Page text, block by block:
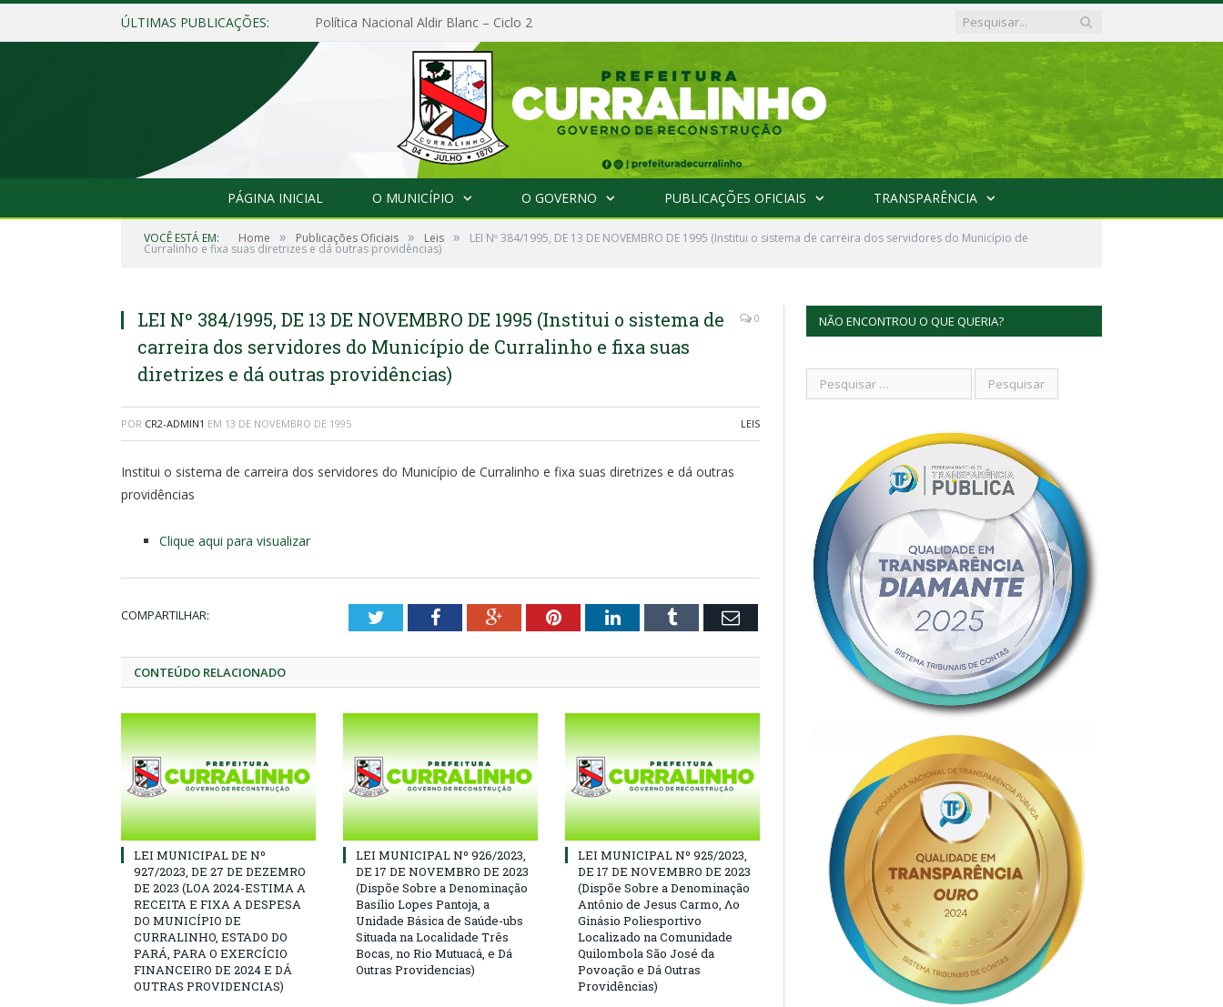
ÚLTIMAS PUBLICAÇÕES: Política Nacional Aldir Blanc – Ciclo 2
PÁGINA INICIAL O MUNICÍPIO O GOVERNO PUBLICAÇÕES OFICIAIS TRANSPARÊNCIA
VOCÊ ESTÁ EM: Home » Publicações Oficiais » Leis » LEI Nº 384/1995, DE 13 DE NOVEMBRO DE 1995 (Institui o sistema de carreira dos servidores do Município de
Curralinho e fixa suas diretrizes e dá outras providências)
LEI Nº 384/1995, DE 13 DE NOVEMBRO DE 1995 (Institui o sistema de
carreira dos servidores do Município de Curralinho e fixa suas
diretrizes e dá outras providências)
0
POR CR2-ADMIN1 EM 13 DE NOVEMBRO DE 1995 LEIS
Institui o sistema de carreira dos servidores do Município de Curralinho e fixa suas diretrizes e dá outras
providências
Clique aqui para visualizar
COMPARTILHAR: TwitterFacebookGoogle+PinterestLinkedInTumblr Email
CONTEÚDO RELACIONADO
LEI MUNICIPAL DE Nº
927/2023, DE 27 DE DEZEMRO
DE 2023 (LOA 2024-ESTIMA A
RECEITA E FIXA A DESPESA
DO MUNICÍPIO DE
CURRALINHO, ESTADO DO
PARÁ, PARA O EXERCÍCIO
FINANCEIRO DE 2024 E DÁ
OUTRAS PROVIDENCIAS)
LEI MUNICIPAL Nº 926/2023,
DE 17 DE NOVEMBRO DE 2023
(Dispõe Sobre a Denominação
Basílio Lopes Pantoja, a
Unidade Básica de Saúde-ubs
Situada na Localidade Três
Bocas, no Rio Mutuacá, e Dá
Outras Providencias)
LEI MUNICIPAL Nº 925/2023,
DE 17 DE NOVEMBRO DE 2023
(Dispõe Sobre a Denominação
Antônio de Jesus Carmo, Λο
Ginásio Poliesportivo
Localizado na Comunidade
Quilombola São José da
Povoação e Dá Outras
Providências)
NÃO ENCONTROU O QUE QUERIA?